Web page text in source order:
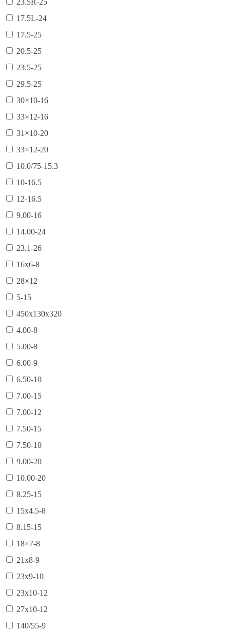
23.5R-25
17.5L-24
17.5-25
20.5-25
23.5-25
29.5-25
30×10-16
33×12-16
31×10-20
33×12-20
10.0/75-15.3
10-16.5
12-16.5
9.00-16
14.00-24
23.1-26
16х6-8
28×12
5-15
450х130х320
4.00-8
5.00-8
6.00-9
6.50-10
7.00-15
7.00-12
7.50-15
7.50-10
9.00-20
10.00-20
8.25-15
15х4.5-8
8.15-15
18×7-8
21х8-9
23х9-10
23х10-12
27х10-12
140/55-9